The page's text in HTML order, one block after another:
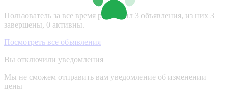
Пользователь за все время разместил 3 объявления, из них 3
завершены, 0 активны.
Посмотреть все объявления
Вы отключили уведомления
Мы не сможем отправить вам уведомление об изменении
цены